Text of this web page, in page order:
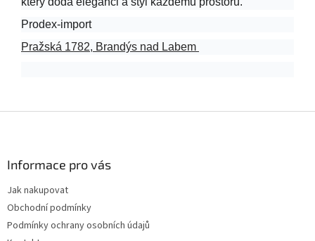
Prodex-import
Pražská 1782, Brandýs nad Labem
Informace pro vás
Jak nakupovat
Obchodní podmínky
Podmínky ochrany osobních údajů